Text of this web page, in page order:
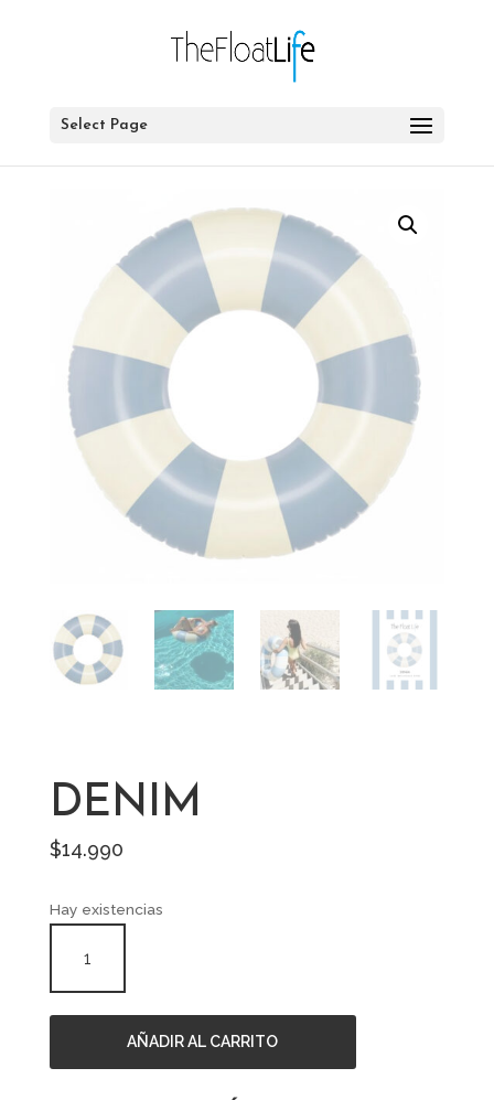
Select Page
DENIM
$14.990
Hay existencias
cantidad
AÑADIR AL CARRITO